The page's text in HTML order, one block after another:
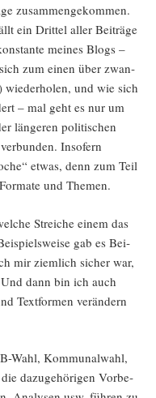
zusam­men­ge­kom­men.
ein Drit­tel aller Bei­trä­ge
mei­nes Blogs –
zum einen über zwan­
wie­der­ho­len, und wie sich
– mal geht es nur um
län­ge­ren poli­ti­schen
Inso­fern
etwas, denn zum Teil
und Themen.
Strei­che einem das
gab es Bei­
mir ziem­lich sicher war,
dann bin ich auch
Text­for­men ver­än­dern
Wahl, Kom­mu­nal­wahl,
dazu­ge­hö­ri­gen Vor­be­